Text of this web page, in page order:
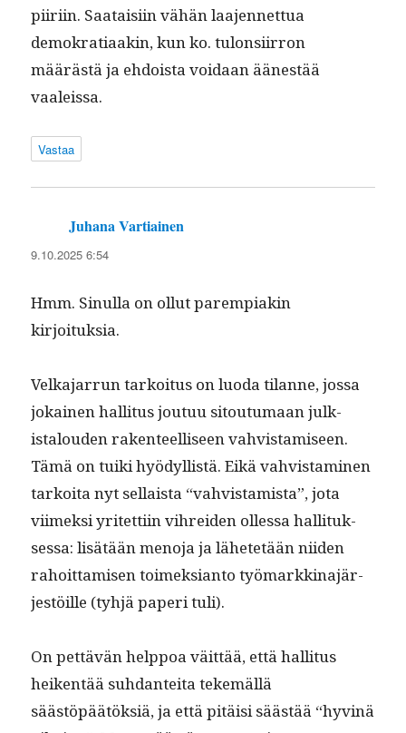
piiri­in. Saataisi­in vähän laa­jen­net­tua
demokra­ti­aakin, kun ko. tulon­si­ir­ron
määrästä ja ehdoista voidaan äänestää
vaaleissa.
Vastaa
Juhana Vartiainen
9.10.2025 6:54
Hmm. Sin­ul­la on ollut parem­piakin
kirjoituksia.
Velka­jar­run tarkoi­tus on luo­da tilanne, jos­sa
jokainen hal­li­tus joutuu sitou­tu­maan julk­
istalouden rak­en­teel­liseen vahvis­tamiseen.
Tämä on tui­ki hyödyl­listä. Eikä vahvis­t­a­mi­nen
tarkoi­ta nyt sel­l­aista “vahvis­tamista”, jota
viimek­si yritet­ti­in vihrei­den ollessa hal­li­tuk­
ses­sa: lisätään meno­ja ja lähetetään niiden
rahoit­tamisen toimek­sianto työ­markki­na­jär­
jestöille (tyhjä paperi tuli).
On pet­tävän help­poa väit­tää, että hal­li­tus
heiken­tää suh­dan­tei­ta tekemäl­lä
säästöpäätök­siä, ja että pitäisi säästää “hyv­inä